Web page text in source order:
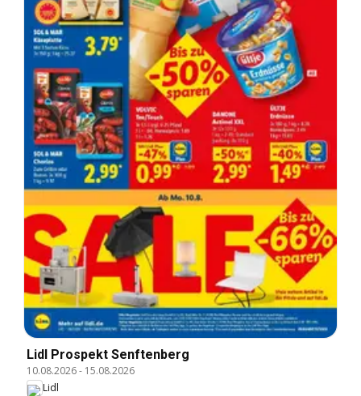
Lidl Prospekt Senftenberg
10.08.2026- 15.08.2026
Lidl